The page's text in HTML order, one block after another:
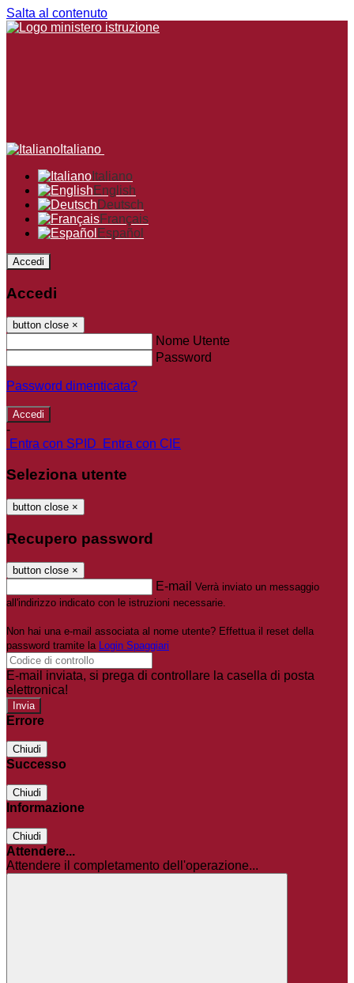
Salta al contenuto
Italiano
Italiano
English
Deutsch
Français
Español
Accedi
Accedi
button close ×
Nome Utente
Password
Password dimenticata?
-
Entra con SPID
Entra con CIE
Seleziona utente
button close ×
Recupero password
button close ×
E-mail Verrà inviato un messaggio
all'indirizzo indicato con le istruzioni necessarie.
Non hai una e-mail associata al nome utente? Effettua il reset della
password tramite la Login Spaggiari
E-mail inviata, si prega di controllare la casella di posta
elettronica!
Errore
Chiudi
Successo
Chiudi
Informazione
Chiudi
Attendere...
Attendere il completamento dell'operazione...